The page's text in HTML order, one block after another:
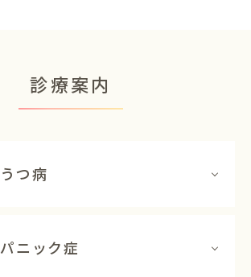
診療案内
うつ病
パニック症